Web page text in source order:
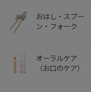
おはし・スプー
ン・フォーク
オーラルケア
（お口のケア）